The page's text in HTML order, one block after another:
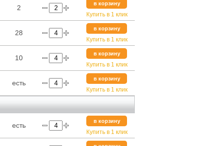
2
в корзину
Купить в 1 клик
28
в корзину
Купить в 1 клик
10
в корзину
Купить в 1 клик
есть
в корзину
Купить в 1 клик
есть
в корзину
Купить в 1 клик